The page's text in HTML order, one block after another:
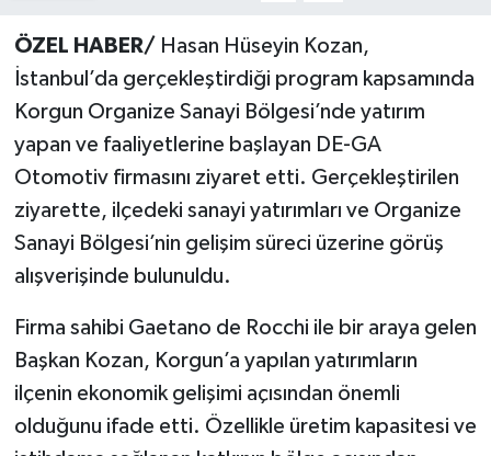
ÖZEL HABER/ Hasan Hüseyin Kozan,
İstanbul’da gerçekleştirdiği program kapsamında
Korgun Organize Sanayi Bölgesi’nde yatırım
yapan ve faaliyetlerine başlayan DE-GA
Otomotiv firmasını ziyaret etti. Gerçekleştirilen
ziyarette, ilçedeki sanayi yatırımları ve Organize
Sanayi Bölgesi’nin gelişim süreci üzerine görüş
alışverişinde bulunuldu.
Firma sahibi Gaetano de Rocchi ile bir araya gelen
Başkan Kozan, Korgun’a yapılan yatırımların
ilçenin ekonomik gelişimi açısından önemli
olduğunu ifade etti. Özellikle üretim kapasitesi ve